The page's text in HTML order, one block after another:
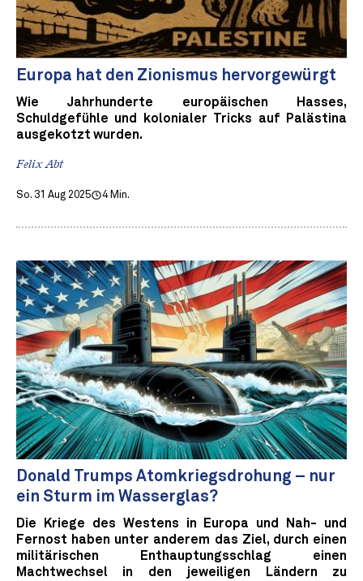
Europa hat den Zionismus hervorgewürgt
Wie Jahrhunderte europäischen Hasses,
Schuldgefühle und kolonialer Tricks auf Palästina
ausgekotzt wurden.
Felix Abt
So. 31 Aug 2025 4 Min.
Donald Trumps Atomkriegsdrohung – nur
ein Sturm im Wasserglas?
Die Kriege des Westens in Europa und Nah- und
Fernost haben unter anderem das Ziel, durch einen
militärischen Enthauptungsschlag einen
Machtwechsel in den jeweiligen Ländern zu